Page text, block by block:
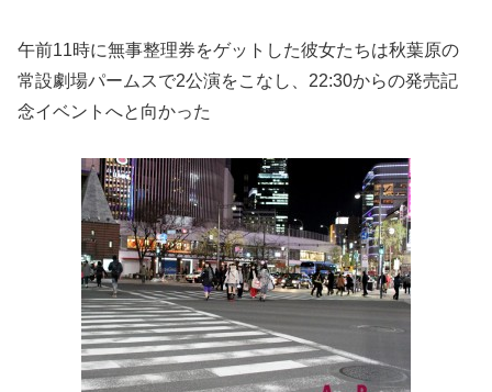
午前11時に無事整理券をゲットした彼女たちは秋葉原の
常設劇場パームスで2公演をこなし、22:30からの発売記
念イベントへと向かった